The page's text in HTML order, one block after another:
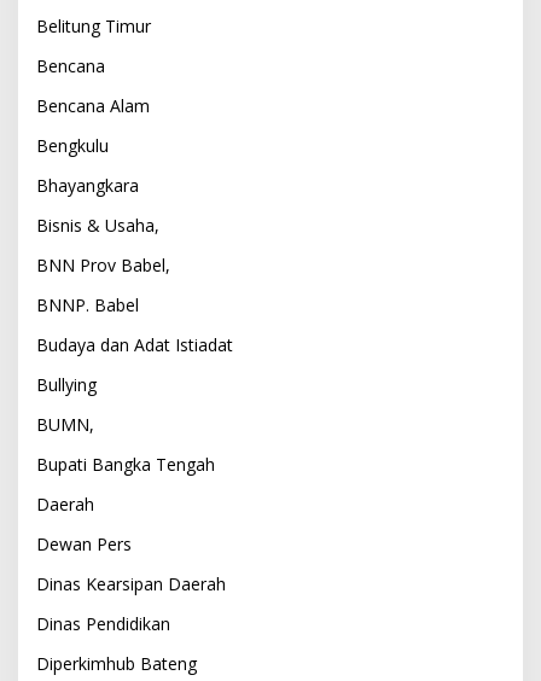
Belitung Timur
Bencana
Bencana Alam
Bengkulu
Bhayangkara
Bisnis & Usaha,
BNN Prov Babel,
BNNP. Babel
Budaya dan Adat Istiadat
Bullying
BUMN,
Bupati Bangka Tengah
Daerah
Dewan Pers
Dinas Kearsipan Daerah
Dinas Pendidikan
Diperkimhub Bateng